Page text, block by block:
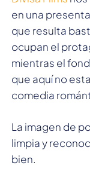
en una
que resulta
ocupan el
mientras el
que aquí no
comedia
La imagen de
limpia y
bien.